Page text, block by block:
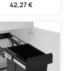
42,27 €